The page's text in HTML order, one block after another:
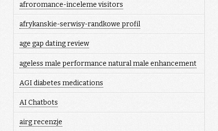
afroromance-inceleme visitors
afrykanskie-serwisy-randkowe profil
age gap dating review
ageless male performance natural male enhancement
AGI diabetes medications
AI Chatbots
airg recenzje